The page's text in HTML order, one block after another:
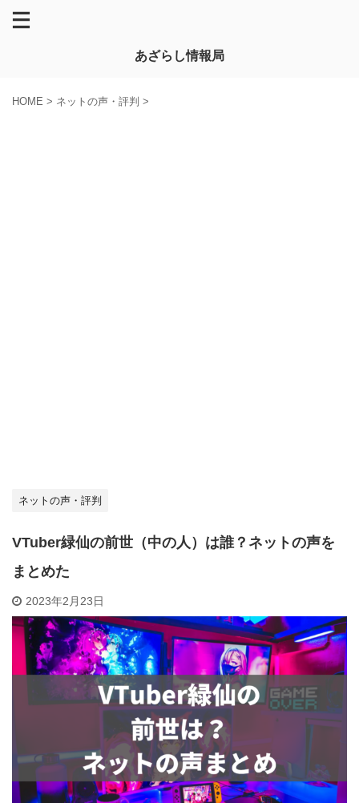
あざらし情報局
HOME > ネットの声・評判 >
ネットの声・評判
VTuber緑仙の前世（中の人）は誰？ネットの声を
まとめた
2023年2月23日